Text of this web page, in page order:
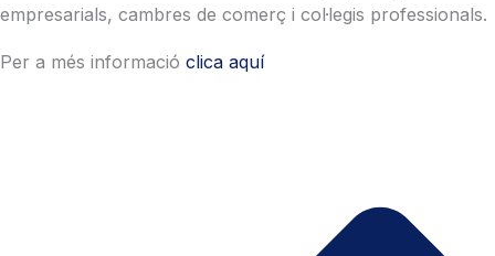
empresarials, cambres de comerç i col·legis professionals.
Per a més informació clica aquí